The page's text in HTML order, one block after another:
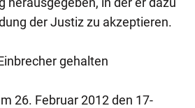
der Justiz zu akzeptieren.
gehalten
26. Februar 2012 den 17-